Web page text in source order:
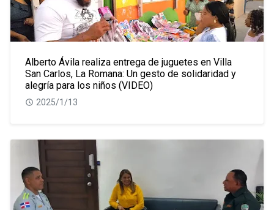
Alberto Ávila realiza entrega de juguetes en Villa
San Carlos, La Romana: Un gesto de solidaridad y
alegría para los niños (VIDEO)
2025/1/13